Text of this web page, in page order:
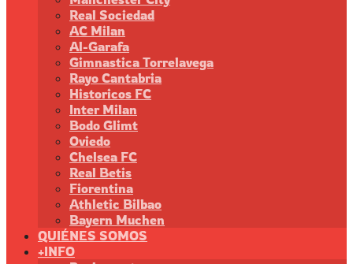
Real Sociedad
AC Milan
Al-Garafa
Gimnastica Torrelavega
Rayo Cantabria
Historicos FC
Inter Milan
Bodo Glimt
Oviedo
Chelsea FC
Real Betis
Fiorentina
Athletic Bilbao
Bayern Muchen
QUIÉNES SOMOS
+INFO